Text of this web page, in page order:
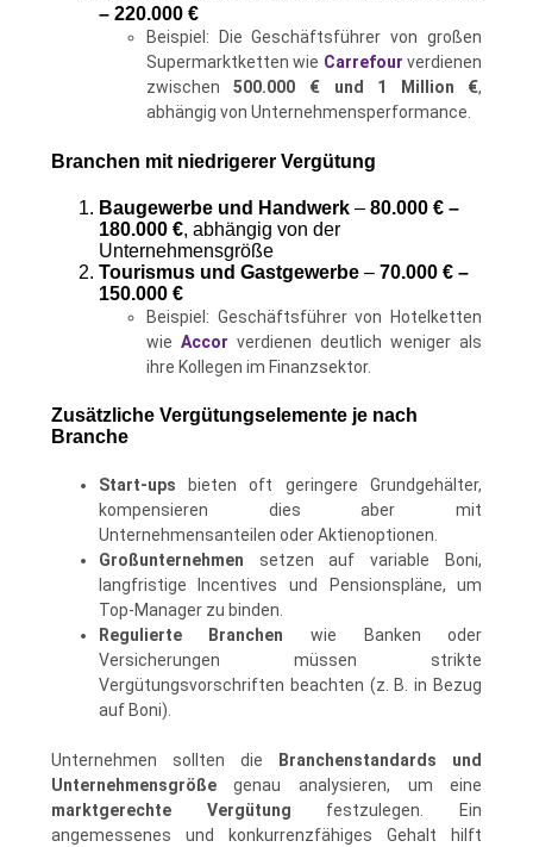
– 220.000 €
Beispiel: Die Geschäftsführer von großen
Supermarktketten wie Carrefour verdienen
zwischen500.000 € und 1 Million €,
abhängig von Unternehmensperformance.
Branchen mit niedrigerer Vergütung
Baugewerbe und Handwerk– 80.000 € –
180.000 €, abhängig von der
Unternehmensgröße
Tourismus und Gastgewerbe– 70.000 € –
150.000 €
Beispiel: Geschäftsführer von Hotelketten
wie Accor verdienen deutlich weniger als
ihre Kollegen im Finanzsektor.
Zusätzliche Vergütungselemente je nach
Branche
Start-ups bieten oft geringere Grundgehälter,
kompensieren dies aber mit
Unternehmensanteilen oder Aktienoptionen.
Großunternehmen setzen auf variable Boni,
langfristige Incentives und Pensionspläne, um
Top-Manager zu binden.
Regulierte Branchen wie Banken oder
Versicherungen müssen strikte
Vergütungsvorschriften beachten (z. B. in Bezug
auf Boni).
Unternehmen sollten die
Branchenstandards und
Unternehmensgrößegenau analysieren, um eine
marktgerechte Vergütung festzulegen. Ein
angemessenes und konkurrenzfähiges Gehalt hilft